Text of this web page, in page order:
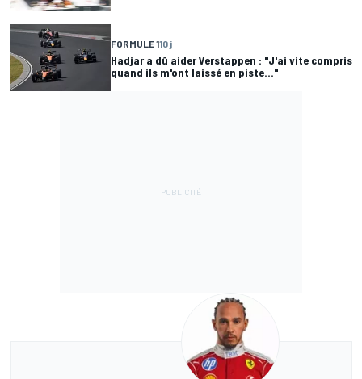
FORMULE 110 j
Hadjar a dû aider Verstappen : "J'ai vite compris
quand ils m'ont laissé en piste..."